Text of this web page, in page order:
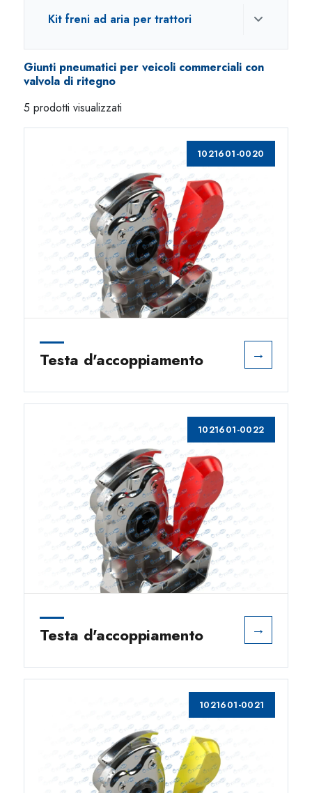
Kit freni ad aria per trattori
Giunti pneumatici per veicoli commerciali con
valvola di ritegno
5 prodotti visualizzati
1021601-0020
Testa d'accoppiamento →
1021601-0022
Testa d'accoppiamento →
1021601-0021